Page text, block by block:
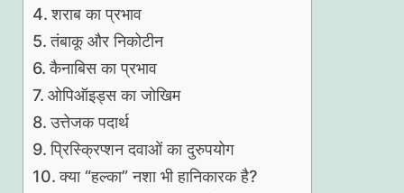
शराब का प्रभाव
तंबाकू और निकोटीन
कैनाबिस का प्रभाव
ओपिऑइड्स का जोखिम
उत्तेजक पदार्थ
प्रिस्क्रिप्शन दवाओं का दुरुपयोग
क्या “हल्का” नशा भी हानिकारक है?